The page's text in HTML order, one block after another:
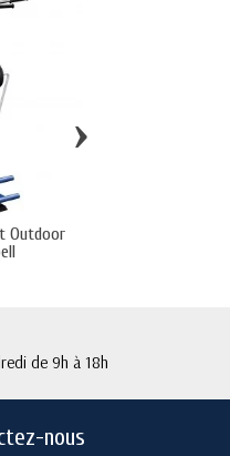
Outdoor
›
de 9h à 18h
nous